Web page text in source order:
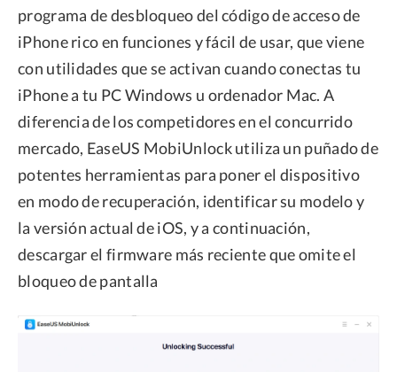
programa de desbloqueo del código de acceso de
iPhone rico en funciones y fácil de usar, que viene
con utilidades que se activan cuando conectas tu
iPhone a tu PC Windows u ordenador Mac. A
diferencia de los competidores en el concurrido
mercado, EaseUS MobiUnlock utiliza un puñado de
potentes herramientas para poner el dispositivo
en modo de recuperación, identificar su modelo y
la versión actual de iOS, y a continuación,
descargar el firmware más reciente que omite el
bloqueo de pantalla